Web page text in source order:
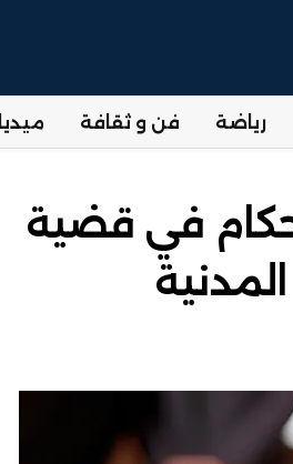
رياضة فن و ثقافة ميديا
في قضية